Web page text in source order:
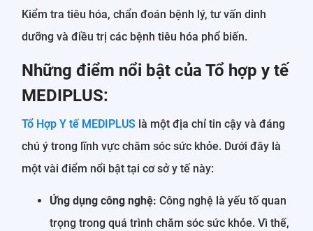
Kiểm tra tiêu hóa, chẩn đoán bệnh lý, tư vấn dinh
dưỡng và điều trị các bệnh tiêu hóa phổ biến.
Những điểm nổi bật của Tổ hợp y tế
MEDIPLUS:
Tổ Hợp Y tế MEDIPLUS là một địa chỉ tin cậy và đáng
chú ý trong lĩnh vực chăm sóc sức khỏe. Dưới đây là
một vài điểm nổi bật tại cơ sở y tế này:
Ứng dụng công nghệ: Công nghệ là yếu tố quan
trọng trong quá trình chăm sóc sức khỏe. Vì thế,